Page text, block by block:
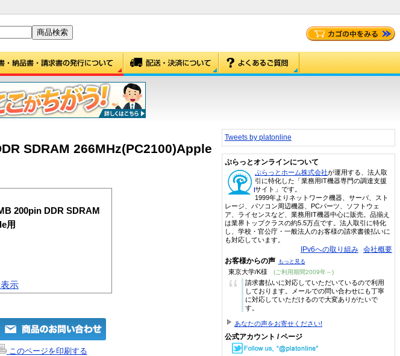
SDRAM 266MHz(PC2100)Apple
200pin DDR SDRAM
用
示
このページを印刷する
Tweets by platonline
ぷらっとオンラインについて
ぷらっとホーム株式会社が運用する、法人取
引に特化した「業務用IT機器専門の調達支援
サイト」です。
1999年よりネットワーク機器、サーバ、スト
レージ、パソコン周辺機器、PCパーツ、ソフトウェ
ア、ライセンスなど、業務用IT機器中心に販売。品揃え
は業界トップクラスの約5.5万点です。法人取引に特化
し、学校・官公庁・一般法人のお客様の請求書後払いに
も対応しています。
IPv6への取り組み 会社概要
お客様からの声 もっと見る
東京大学/K様 (ご利用期間2009年～)
“
請求書払いに対応していただいているので利用
しております。メールでの問い合わせにも丁寧
に対応していただけるので大変ありがたいで
す。
あなたの声をお寄せください!
公式アカウント / ページ